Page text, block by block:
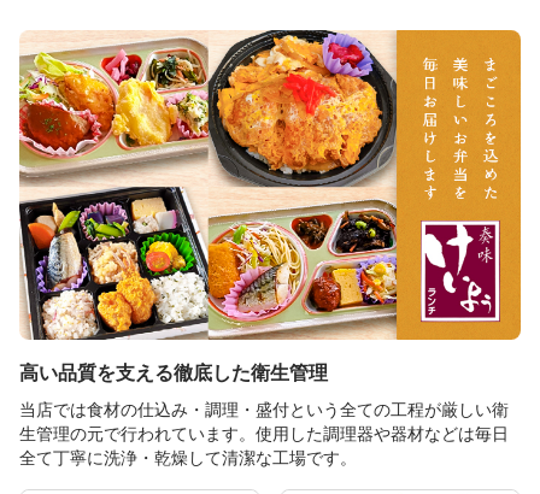
高い品質を支える徹底した衛生管理
当店では食材の仕込み・調理・盛付という全ての工程が厳しい衛
生管理の元で行われています。使用した調理器や器材などは毎日
全て丁寧に洗浄・乾燥して清潔な工場です。